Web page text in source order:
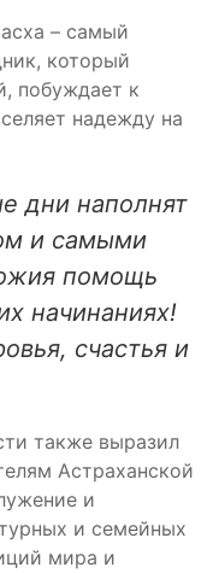
– самый
который
побуждает к
надежду на
дни наполнят
и самыми
помощь
начинаниях!
счастья и
также выразил
Астраханской
и
и семейных
мира и